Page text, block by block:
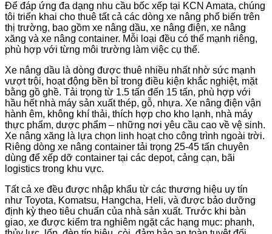
Để đáp ứng đa dạng nhu cầu bốc xếp tại KCN Amata, chúng
tôi triển khai cho thuê tất cả các dòng xe nâng phổ biến trên
thị trường, bao gồm xe nâng dầu, xe nâng điện, xe nâng
xăng và xe nâng container. Mỗi loại đều có thế mạnh riêng,
phù hợp với từng môi trường làm việc cụ thể.
Xe nâng dầu là dòng được thuê nhiều nhất nhờ sức mạnh
vượt trội, hoạt động bền bỉ trong điều kiện khắc nghiệt, mặt
bằng gồ ghề. Tải trọng từ 1.5 tấn đến 15 tấn, phù hợp với
hầu hết nhà máy sản xuất thép, gỗ, nhựa. Xe nâng điện vận
hành êm, không khí thải, thích hợp cho kho lạnh, nhà máy
thực phẩm, dược phẩm – những nơi yêu cầu cao về vệ sinh.
Xe nâng xăng là lựa chọn linh hoạt cho công trình ngoài trời.
Riêng dòng xe nâng container tải trọng 25-45 tấn chuyên
dùng để xếp dỡ container tại các depot, cảng cạn, bãi
logistics trong khu vực.
Tất cả xe đều được nhập khẩu từ các thương hiệu uy tín
như Toyota, Komatsu, Hangcha, Heli, và được bảo dưỡng
định kỳ theo tiêu chuẩn của nhà sản xuất. Trước khi bàn
giao, xe được kiểm tra nghiêm ngặt các hạng mục: phanh,